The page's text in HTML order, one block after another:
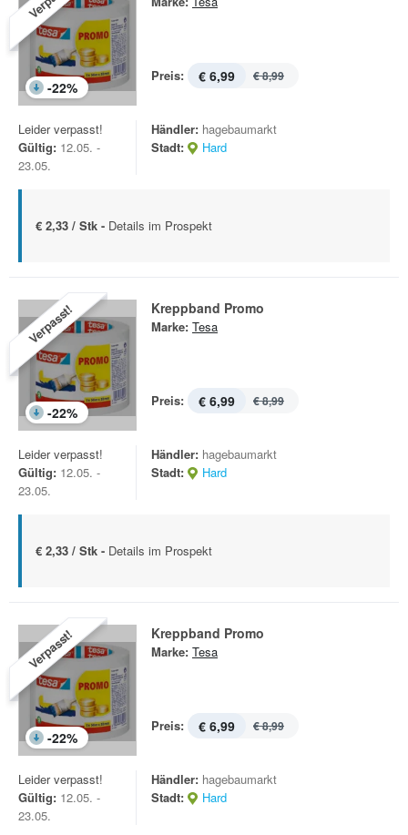
-22%
Preis: € 6,99 € 8,99
Leider verpasst!
Gültig: 12.05. -
23.05.
Händler: hagebaumarkt
Stadt:
Hard
€ 2,33 / Stk - Details im Prospekt
Verpasst!
-22%
Kreppband Promo
Marke: Tesa
Preis: € 6,99 € 8,99
Leider verpasst!
Gültig: 12.05. -
23.05.
Händler: hagebaumarkt
Stadt:
Hard
€ 2,33 / Stk - Details im Prospekt
Verpasst!
-22%
Kreppband Promo
Marke: Tesa
Preis: € 6,99 € 8,99
Leider verpasst!
Gültig: 12.05. -
23.05.
Händler: hagebaumarkt
Stadt:
Hard